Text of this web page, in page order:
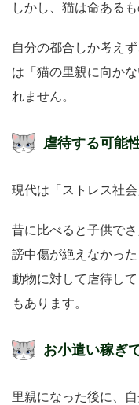
しかし、猫は命あるも
自分の都合しか考え
は「猫の里親に向か
れません。
虐待する可能
現代は「ストレス社
昔に比べると子供で
謗中傷が絶えなかっ
動物に対して虐待し
もあります。
お小遣い稼ぎ
里親になった後に、